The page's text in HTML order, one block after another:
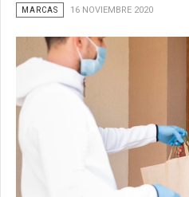
MARCAS 16 NOVIEMBRE 2020